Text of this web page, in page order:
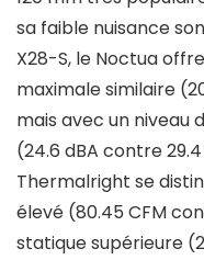
sa faible nuisance
X28-S, le Noctua
maximale similaire
mais avec un niveau
(24.6 dBA contre
Thermalright se
élevé (80.45 CFM
statique supérieure